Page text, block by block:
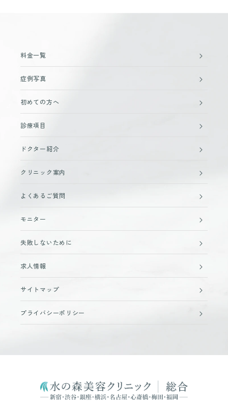
料金一覧
症例写真
初めての方へ
診療項目
ドクター紹介
クリニック案内
よくあるご質問
モニター
失敗しないために
求人情報
サイトマップ
プライバシーポリシー